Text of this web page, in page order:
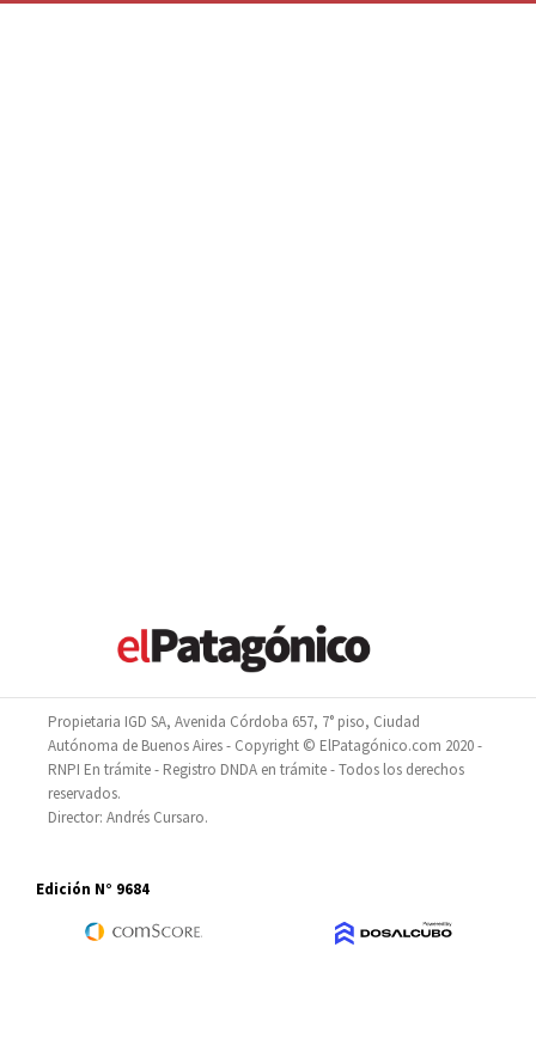
Propietaria IGD SA, Avenida Córdoba 657, 7° piso, Ciudad
Autónoma de Buenos Aires - Copyright © ElPatagónico.com 2020 -
RNPI En trámite - Registro DNDA en trámite - Todos los derechos
reservados.
Director: Andrés Cursaro.
Edición N° 9684